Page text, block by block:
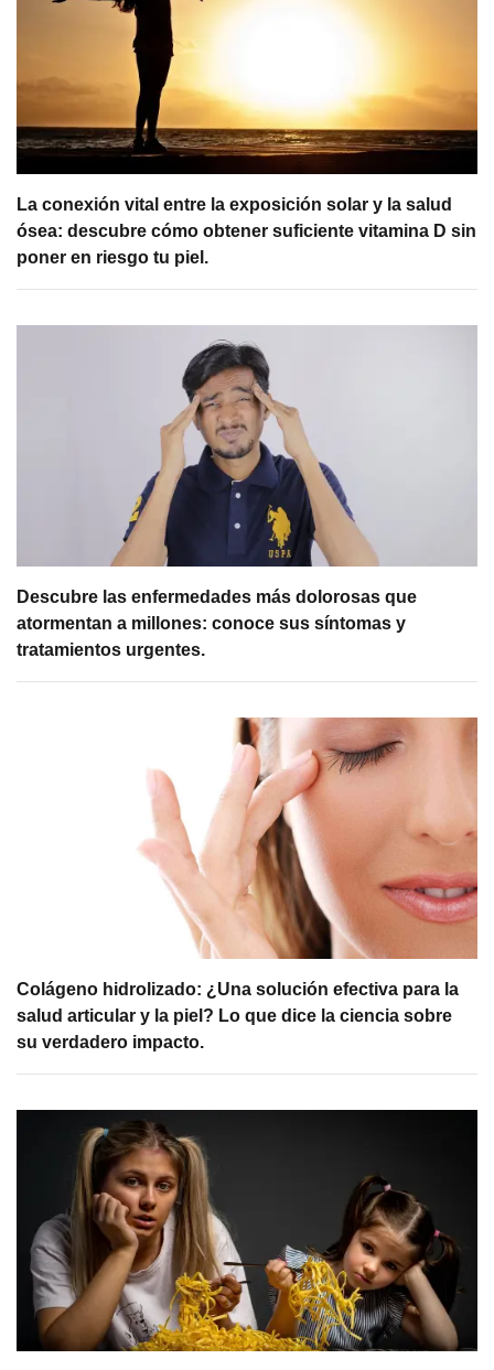
La conexión vital entre la exposición solar y la salud
ósea: descubre cómo obtener suficiente vitamina D sin
poner en riesgo tu piel.
Descubre las enfermedades más dolorosas que
atormentan a millones: conoce sus síntomas y
tratamientos urgentes.
Colágeno hidrolizado: ¿Una solución efectiva para la
salud articular y la piel? Lo que dice la ciencia sobre
su verdadero impacto.